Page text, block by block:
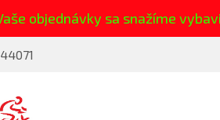
objednávky sa snažíme